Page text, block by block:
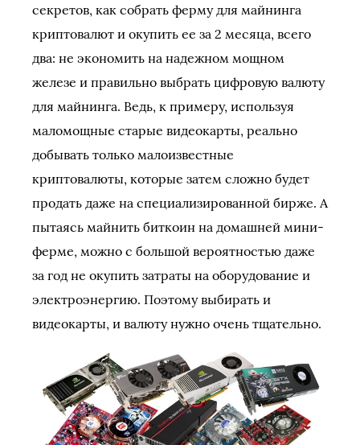
секретов, как собрать ферму для майнинга
криптовалют и окупить ее за 2 месяца, всего
два: не экономить на надежном мощном
железе и правильно выбрать цифровую валюту
для майнинга. Ведь, к примеру, используя
маломощные старые видеокарты, реально
добывать только малоизвестные
криптовалюты, которые затем сложно будет
продать даже на специализированной бирже. А
пытаясь майнить биткоин на домашней мини-
ферме, можно с большой вероятностью даже
за год не окупить затраты на оборудование и
электроэнергию. Поэтому выбирать и
видеокарты, и валюту нужно очень тщательно.